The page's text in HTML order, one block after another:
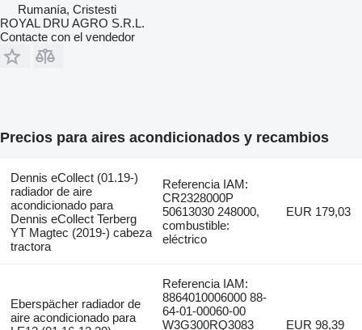
Rumanía, Cristesti
ROYAL DRU AGRO S.R.L.
Contacte con el vendedor
Precios para aires acondicionados y recambios
Dennis eCollect (01.19-)
radiador de aire
acondicionado para
Dennis eCollect Terberg
YT Magtec (2019-) cabeza
tractora
Referencia IAM:
CR2328000P
50613030 248000,
combustible:
eléctrico
EUR 179,03
Eberspächer radiador de
aire acondicionado para
Referencia IAM:
8864010006000 88-
64-01-00060-00
W3G300RQ3083
EUR 98,39